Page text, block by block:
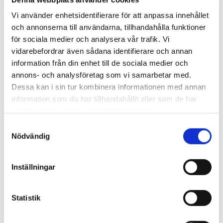
Vi använder enhetsidentifierare för att anpassa innehållet
och annonserna till användarna, tillhandahålla funktioner
för sociala medier och analysera vår trafik. Vi
vidarebefordrar även sådana identifierare och annan
information från din enhet till de sociala medier och
annons- och analysföretag som vi samarbetar med.
Dessa kan i sin tur kombinera informationen med annan
information som du har tillhandahållit eller som de har
Nödvändig
Inställningar
Statistik
Viktiga resultat
Projektet genererade en bred uppsättning resultat, inklusive fem
vetenskapliga tidskriftsartiklar och fem konferensbidrag om
brukarcentrerad renovering, människa-byggnad-interaktion, virtuella
experiment och datadriven utvärdering av energieffektivisering. Det
tog också fram återanvändbara dataprodukter, scenariodefinitioner,
ett experimentprotokoll och en surrogatmodell som kan stödja
framtida forskning, undervisning och samverkan.
Huvudresultat från projektet:
Projektet utvecklade och testade en hybrid virtuell-fysisk
experimentmetod för att studera hur brukare reagerar på
En datadriven modell, tränad på 175 200 simuleringsprov och
kalibrerad med laboratoriedata, kunde förutsäga
0,3 °C.
En första experimentkampanj samlade in 480 kodade